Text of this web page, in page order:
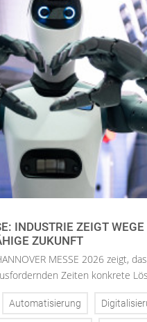
INDUSTRIE ZEIGT
ZUKUNFT
MESSE 2026 zeigt,
Zeiten konkrete
Automatisierung